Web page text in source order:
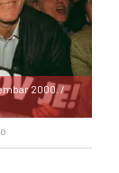
2000. /